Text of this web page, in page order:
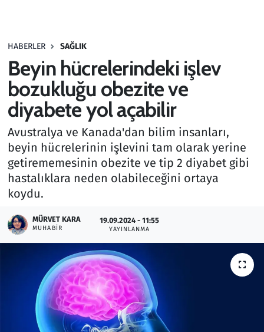
HABERLER SAĞLIK
Beyin hücrelerindeki işlev
bozukluğu obezite ve
diyabete yol açabilir
Avustralya ve Kanada'dan bilim insanları,
beyin hücrelerinin işlevini tam olarak yerine
getirememesinin obezite ve tip 2 diyabet gibi
hastalıklara neden olabileceğini ortaya
koydu.
MÜRVET KARA
MUHABIR
19.09.2024 - 11:55
YAYINLANMA
Haber
Kültür Sanat
Kurumsal Haberler
Lezzet Durağı
Memur ve Kamu
Otomobil
Oyun
Ramazan
Resmi İlanlar
Rüya Tabirleri